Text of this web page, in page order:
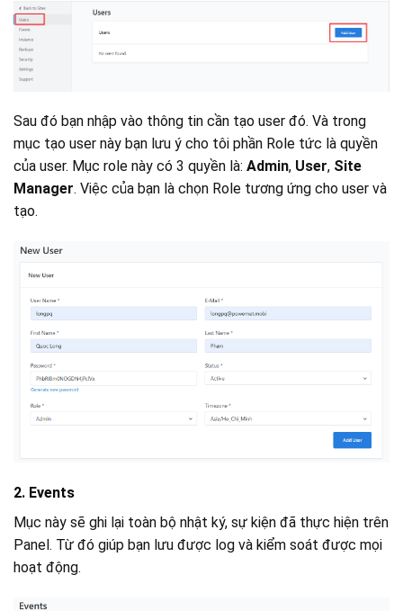
Sau đó bạn nhập vào thông tin cần tạo user đó. Và trong
mục tạo user này bạn lưu ý cho tôi phần Role tức là quyền
của user. Mục role này có 3 quyền là: Admin, User, Site
Manager. Việc của bạn là chọn Role tương ứng cho user và
tạo.
2. Events
Mục này sẽ ghi lại toàn bộ nhật ký, sự kiện đã thực hiện trên
Panel. Từ đó giúp bạn lưu được log và kiểm soát được mọi
hoạt động.